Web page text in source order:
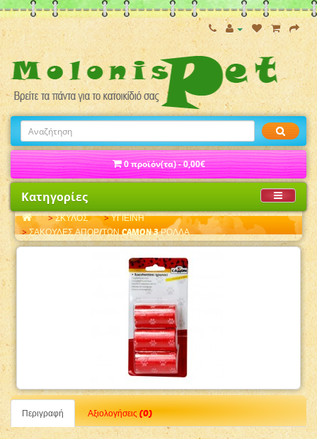
0 προϊόν(τα) - 0,00€
Κατηγορίες
ΣΚΥΛΟΣ
ΥΓΙΕΙΝΗ
ΣΑΚΟΥΛΕΣ ΑΠΟΡ/ΤΩΝ CAMON 3 ΡΟΛΛΑ
Περιγραφή Αξιολογήσεις (0)